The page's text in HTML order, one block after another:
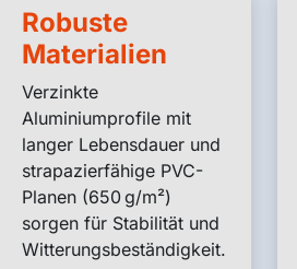
Robuste
Materialien
Verzinkte
Aluminiumprofile mit
langer Lebensdauer und
strapazierfähige PVC-
Planen (650 g/m²)
sorgen für Stabilität und
Witterungsbeständigkeit.